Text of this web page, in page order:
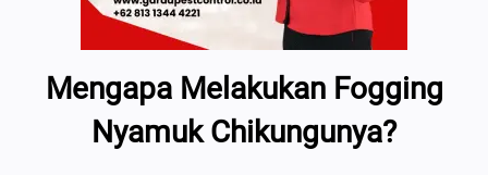
Mengapa Melakukan Fogging
Nyamuk Chikungunya?